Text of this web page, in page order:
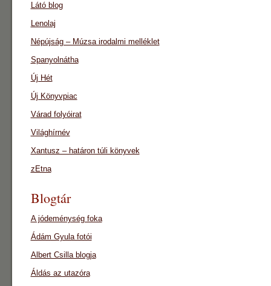
Látó blog
Lenolaj
Népújság – Múzsa irodalmi melléklet
Spanyolnátha
Új Hét
Új Könyvpiac
Várad folyóirat
Világhírnév
Xantusz – határon túli könyvek
zEtna
Blogtár
A jódeménység foka
Ádám Gyula fotói
Albert Csilla blogja
Áldás az utazóra